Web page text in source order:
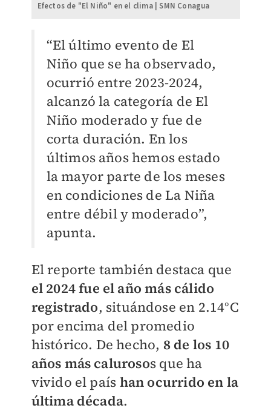
Efectos de "El Niño" en el clima | SMN Conagua
“El último evento de El
Niño que se ha observado,
ocurrió entre 2023-2024,
alcanzó la categoría de El
Niño moderado y fue de
corta duración. En los
últimos años hemos estado
la mayor parte de los meses
en condiciones de La Niña
entre débil y moderado”,
apunta.
El reporte también destaca que
el 2024 fue el año más cálido
registrado, situándose en 2.14°C
por encima del promedio
histórico. De hecho, 8 de los 10
años más calurosos que ha
vivido el país han ocurrido en la
última década.